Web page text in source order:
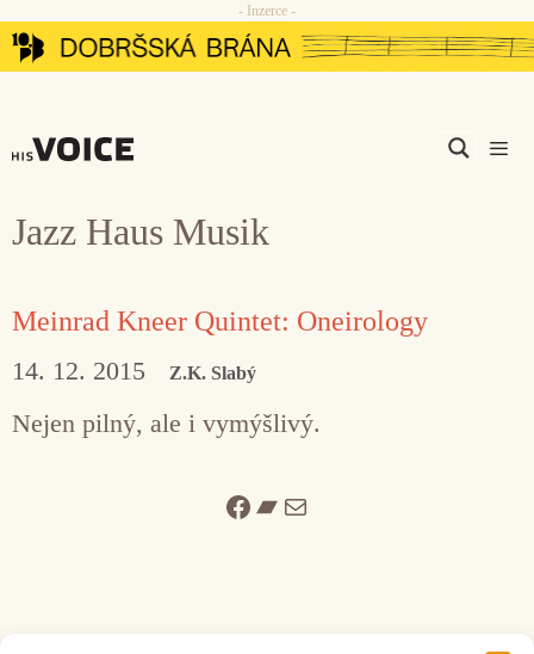
Přeskočit
na
- Inzerce -
Jazz Haus Musik
Meinrad Kneer Quintet: Oneirology
14. 12. 2015 Z.K. Slabý
Nejen pilný, ale i vymýšlivý.
Facebook
Bandcamp
Mail